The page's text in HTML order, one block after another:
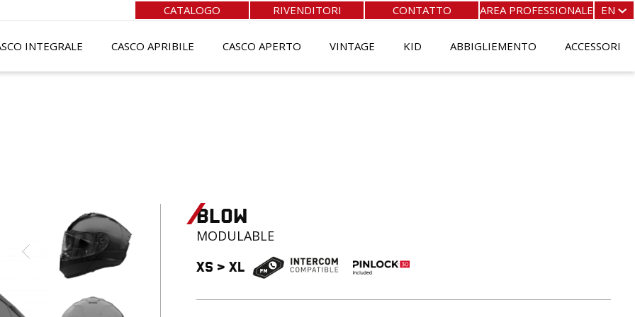
CATALOGO RIVENDITORI CONTATTO AREA PROFESSIONALE
EN
EN
INTEGRALE CASCO APRIBILE CASCO APERTO VINTAGE KID ABBIGLIEMENTO ACCESSORI
BLOW
MODULABLE
XS >XL